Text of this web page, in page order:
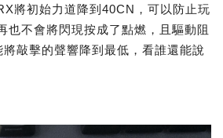
將初始力道降到40CN，可以防止玩
也不會將閃現按成了點燃，且驅動阻
敲擊的聲響降到最低，看誰還能說